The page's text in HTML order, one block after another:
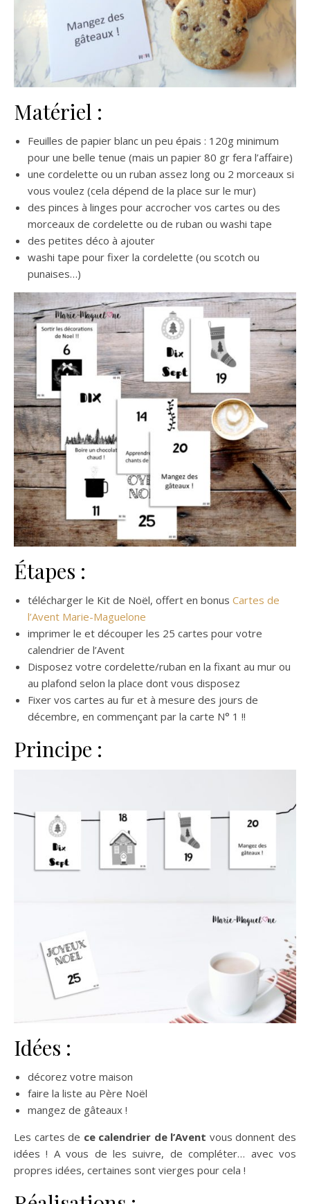
Matériel :
Feuilles de papier blanc un peu épais : 120g minimum
pour une belle tenue (mais un papier 80 gr fera l’affaire)
une cordelette ou un ruban assez long ou 2 morceaux si
vous voulez (cela dépend de la place sur le mur)
des pinces à linges pour accrocher vos cartes ou des
morceaux de cordelette ou de ruban ou washi tape
des petites déco à ajouter
washi tape pour fixer la cordelette (ou scotch ou
punaises…)
Étapes :
télécharger le Kit de Noël, offert en bonus Cartes de
l’Avent Marie-Maguelone
imprimer le et découper les 25 cartes pour votre
calendrier de l’Avent
Disposez votre cordelette/ruban en la fixant au mur ou
au plafond selon la place dont vous disposez
Fixer vos cartes au fur et à mesure des jours de
décembre, en commençant par la carte N° 1 !!
Principe :
Idées :
décorez votre maison
faire la liste au Père Noël
mangez de gâteaux !
Les cartes de ce calendrier de l’Avent vous donnent des
idées ! A vous de les suivre, de compléter… avec vos
propres idées, certaines sont vierges pour cela !